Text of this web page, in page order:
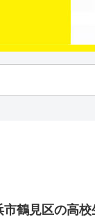
市鶴見区の高校